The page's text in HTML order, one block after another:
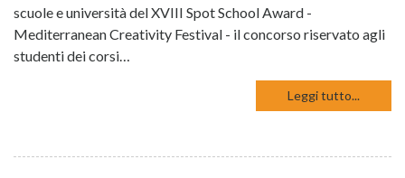
scuole e università del XVIII Spot School Award -
Mediterranean Creativity Festival - il concorso riservato agli
studenti dei corsi…
Leggi tutto...